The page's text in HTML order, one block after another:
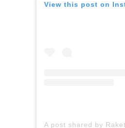
View this post on